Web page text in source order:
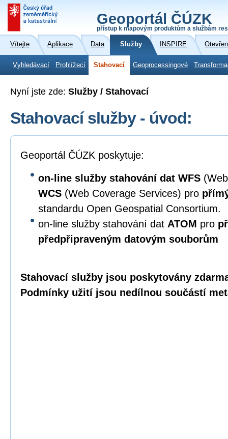
Geoportál ČÚZK
přístup k mapovým produktům a službám
Vítejte Aplikace Data Služby INSPIRE
Vyhledávací Prohlížecí Stahovací Geoprocessingové
Nyní jste zde: Služby / Stahovací
Stahovací služby - úvod:
Geoportál ČÚZK poskytuje:
on-line služby stahování dat WFS
WCS (Web Coverage Services) pro
standardu Open Geospatial Consortium.
on-line služby stahování dat ATOM pro
předpřipraveným datovým souborům
Stahovací služby jsou poskytovány
Podmínky užití jsou nedílnou součástí